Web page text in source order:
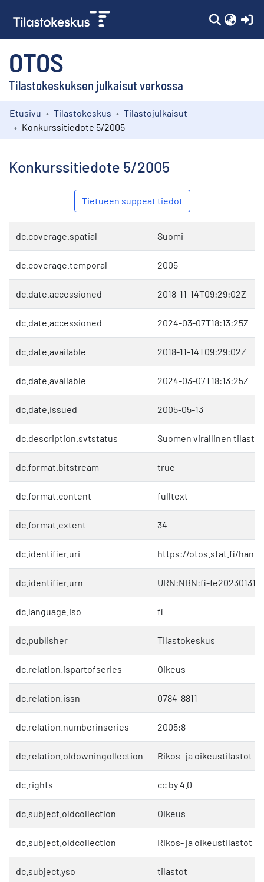
OTOS
Tilastokeskuksen julkaisut verkossa
Kokoelmat
Etusivu Tilastokeskus
Tilastojulkaisut
Konkurssitiedote 5/2005
Konkurssitiedote 5/2005
Tietueen suppeat tiedot
dc.coverage.spatial Suomi
dc.coverage.temporal 2005
dc.date.accessioned 2018-11-14T09:29:02Z
dc.date.accessioned 2024-03-07T18:13:25Z
dc.date.available 2018-11-14T09:29:02Z
dc.date.available 2024-03-07T18:13:25Z
dc.date.issued 2005-05-13
dc.description.svtstatus Suomen virallinen tilasto
dc.format.bitstream true
dc.format.content fulltext
dc.format.extent 34
dc.identifier.uri https://otos.stat.fi/
dc.identifier.urn URN:NBN:fi-
dc.language.iso fi
dc.publisher Tilastokeskus
dc.relation.ispartofseries Oikeus
dc.relation.issn 0784-8811
dc.relation.numberinseries 2005:8
dc.relation.oldowningollection Rikos- ja oikeustilastot
dc.rights cc by 4.0
dc.subject.oldcollection Oikeus
dc.subject.oldcollection Rikos- ja oikeustilastot
dc.subject.yso tilastot